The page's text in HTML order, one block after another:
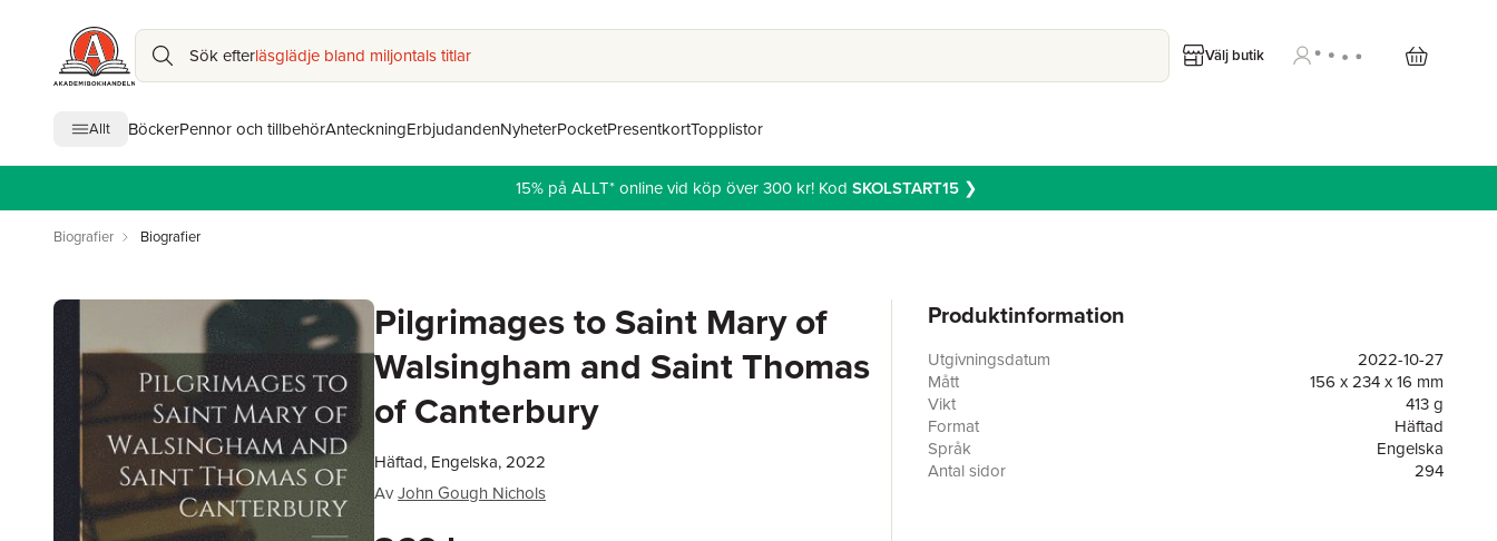
Sök efterläsglädje bland miljontals titlar Välj butik
Allt BöckerPennor och tillbehörAnteckningErbjudandenNyheterPocketPresentkortTopplistor
15% på ALLT* online vid köp över 300 kr! Kod SKOLSTART15❯
Biografier Biografier
Pilgrimages to Saint Mary of
Walsingham and Saint Thomas
of Canterbury
Häftad, Engelska, 2022
AvJohn Gough Nichols
Produktinformation
Utgivningsdatum
2022-10-27
Mått
156 x 234 x 16 mm
Vikt
413 g
Format
Häftad
Språk
Engelska
Antal sidor
294